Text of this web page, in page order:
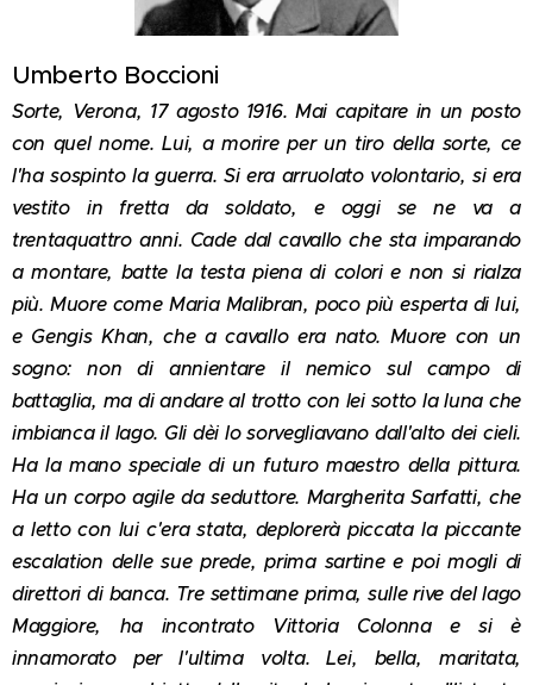
Umberto Boccioni
Sorte, Verona, 17 agosto 1916. Mai capitare in un posto
con quel nome. Lui, a morire per un tiro della sorte, ce
l'ha sospinto la guerra. Si era arruolato volontario, si era
vestito in fretta da soldato, e oggi se ne va a
trentaquattro anni. Cade dal cavallo che sta imparando
a montare, batte la testa piena di colori e non si rialza
più. Muore come Maria Malibran, poco più esperta di lui,
e Gengis Khan, che a cavallo era nato. Muore con un
sogno: non di annientare il nemico sul campo di
battaglia, ma di andare al trotto con lei sotto la luna che
imbianca il lago. Gli dèi lo sorvegliavano dall'alto dei cieli.
Ha la mano speciale di un futuro maestro della pittura.
Ha un corpo agile da seduttore. Margherita Sarfatti, che
a letto con lui c'era stata, deplorerà piccata la piccante
escalation delle sue prede, prima sartine e poi mogli di
direttori di banca. Tre settimane prima, sulle rive del lago
Maggiore, ha incontrato Vittoria Colonna e si è
innamorato per l'ultima volta. Lei, bella, maritata,